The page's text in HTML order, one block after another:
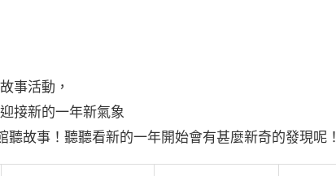
事活動，
接新的一年新氣象
聽故事！聽聽看新的一年開始會有甚麼新奇的發現呢！